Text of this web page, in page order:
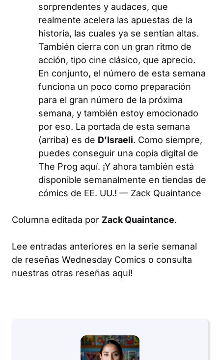
sorprendentes y audaces, que
realmente acelera las apuestas de la
historia, las cuales ya se sentían altas.
También cierra con un gran ritmo de
acción, tipo cine clásico, que aprecio.
En conjunto, el número de esta semana
funciona un poco como preparación
para el gran número de la próxima
semana, y también estoy emocionado
por eso. La portada de esta semana
(arriba) es de D’Israeli. Como siempre,
puedes conseguir una copia digital de
The Prog aquí. ¡Y ahora también está
disponible semanalmente en tiendas de
cómics de EE. UU.! — Zack Quaintance
Columna editada por Zack Quaintance.
Lee entradas anteriores en la serie semanal
de reseñas Wednesday Comics o consulta
nuestras otras reseñas aquí!